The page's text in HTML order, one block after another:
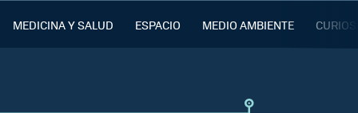
MEDICINA Y SALUD ESPACIO MEDIO AMBIENTE